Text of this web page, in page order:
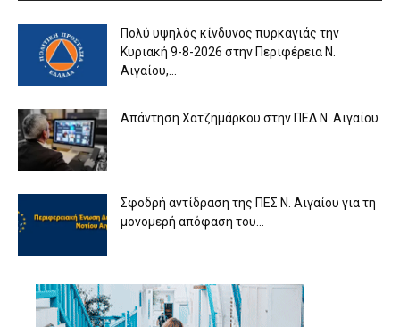
Πολύ υψηλός κίνδυνος πυρκαγιάς την
Κυριακή 9-8-2026 στην Περιφέρεια Ν.
Αιγαίου,...
Απάντηση Χατζημάρκου στην ΠΕΔ Ν. Αιγαίου
Σφοδρή αντίδραση της ΠΕΣ Ν. Αιγαίου για τη
μονομερή απόφαση του...